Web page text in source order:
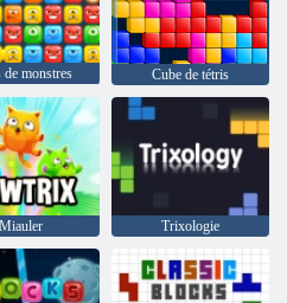
de monstres Cube de tétris
Miauler Trixologie